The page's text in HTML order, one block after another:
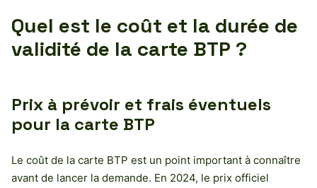
Quel est le coût et la durée de
validité de la carte BTP ?
Prix à prévoir et frais éventuels
pour la carte BTP
Le coût de la carte BTP est un point important à connaître
avant de lancer la demande. En 2024, le prix officiel